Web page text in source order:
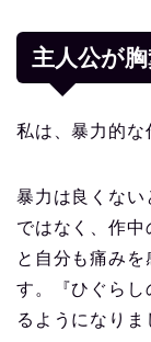
主人公が
私は、暴力的な
暴力は良くない
ではなく、作中
と自分も痛み
す。『ひぐらし
るようになりま